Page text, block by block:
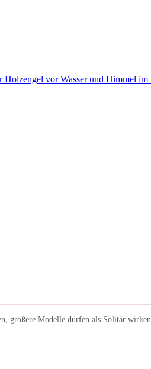
größere Modelle dürfen als Solitär wirken.